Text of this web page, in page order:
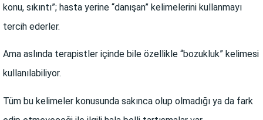
konu, sıkıntı”; hasta yerine “danışan” kelimelerini kullanmayı
tercih ederler.
Ama aslında terapistler içinde bile özellikle “bozukluk” kelimesi
kullanılabiliyor.
Tüm bu kelimeler konusunda sakınca olup olmadığı ya da fark